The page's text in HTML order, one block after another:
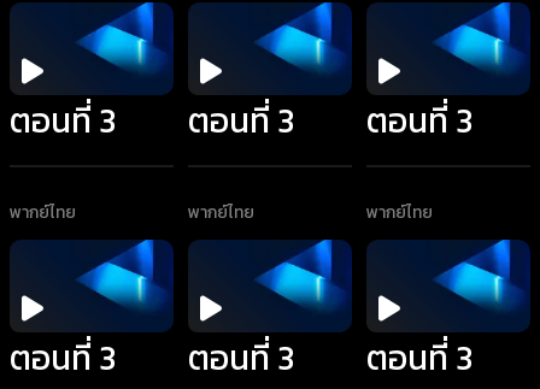
ตอนที่ 3
พากย์ไทย
ตอนที่ 3
พากย์ไทย
ตอนที่ 3
พากย์ไทย
ตอนที่ 3 ตอนที่ 3 ตอนที่ 3